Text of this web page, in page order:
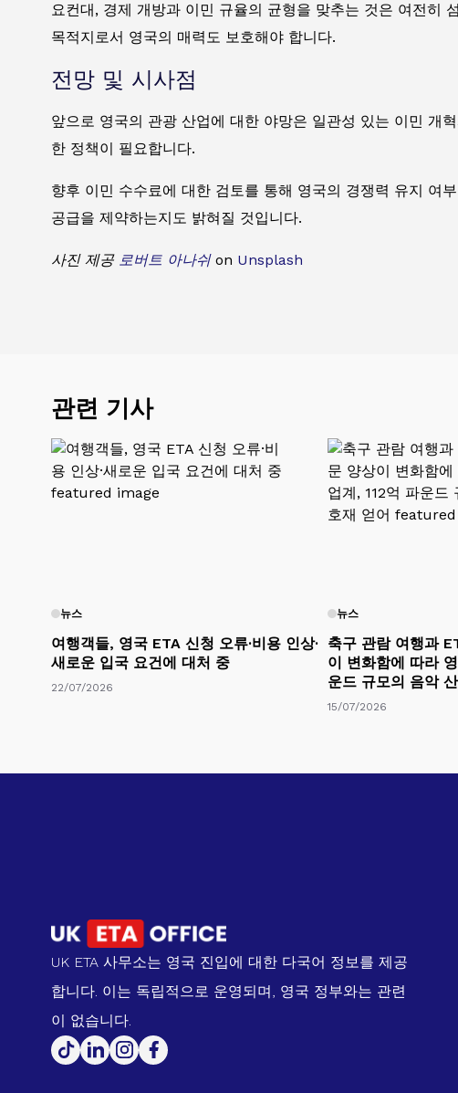
요컨대, 경제 개방과 이민 규율의 균형을 맞추는 것은 여전히
목적지로서 영국의 매력도 보호해야 합니다.
전망 및 시사점
앞으로 영국의 관광 산업에 대한 야망은 일관성 있는 이민 개
한 정책이 필요합니다.
향후 이민 수수료에 대한 검토를 통해 영국의 경쟁력 유지 여
공급을 제약하는지도 밝혀질 것입니다.
사진 제공 로버트 아나쉬on Unsplash
관련 기사
뉴스
여행객들, 영국 ETA 신청 오류·비용 인상·
새로운 입국 요건에 대처 중
22/07/2026
뉴스
축구 관람 여행과
이 변화함에 따라
운드 규모의 음악
15/07/2026
UK ETA 사무소는 영국 진입에 대한 다국어 정보를 제공
합니다. 이는 독립적으로 운영되며, 영국 정부와는 관련
이 없습니다.